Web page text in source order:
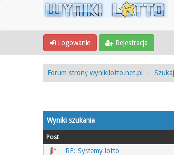
Logowanie Rejestracja
Forum strony wynikilotto.net.pl Szukaj
Wyniki szukania
Post
RE: Systemy lotto